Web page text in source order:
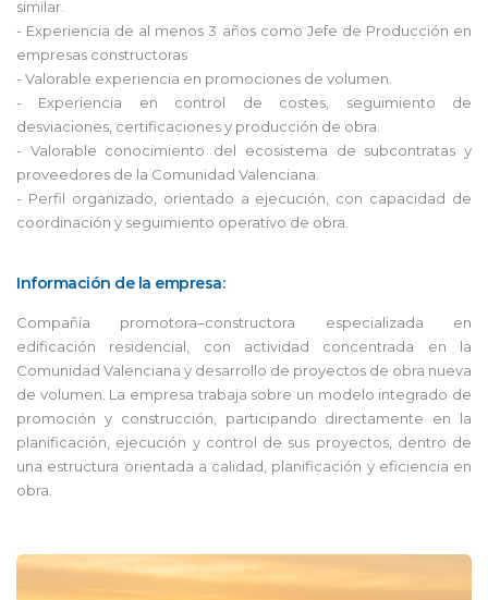
similar.
- Experiencia de al menos 3 años como Jefe de Producción en
empresas constructoras
- Valorable experiencia en promociones de volumen.
- Experiencia en control de costes, seguimiento de
desviaciones, certificaciones y producción de obra.
- Valorable conocimiento del ecosistema de subcontratas y
proveedores de la Comunidad Valenciana.
- Perfil organizado, orientado a ejecución, con capacidad de
coordinación y seguimiento operativo de obra.
Información de la empresa:
Compañía promotora–constructora especializada en
edificación residencial, con actividad concentrada en la
Comunidad Valenciana y desarrollo de proyectos de obra nueva
de volumen. La empresa trabaja sobre un modelo integrado de
promoción y construcción, participando directamente en la
planificación, ejecución y control de sus proyectos, dentro de
una estructura orientada a calidad, planificación y eficiencia en
obra.